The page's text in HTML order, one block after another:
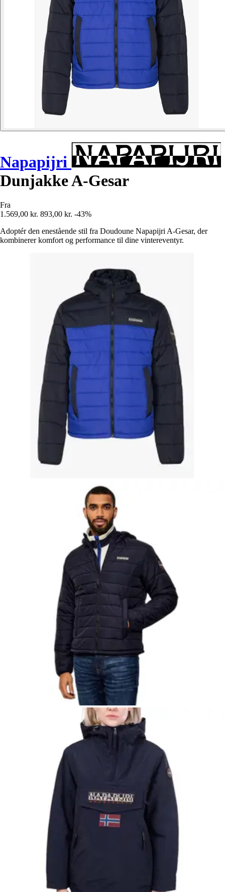
Napapijri
Dunjakke A-Gesar
Fra
1.569,00 kr. 893,00 kr. -43%
Adoptér den enestående stil fra Doudoune Napapijri A-Gesar, der
kombinerer komfort og performance til dine vintereventyr.